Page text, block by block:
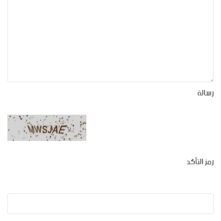
رسالة
رمز التأكد